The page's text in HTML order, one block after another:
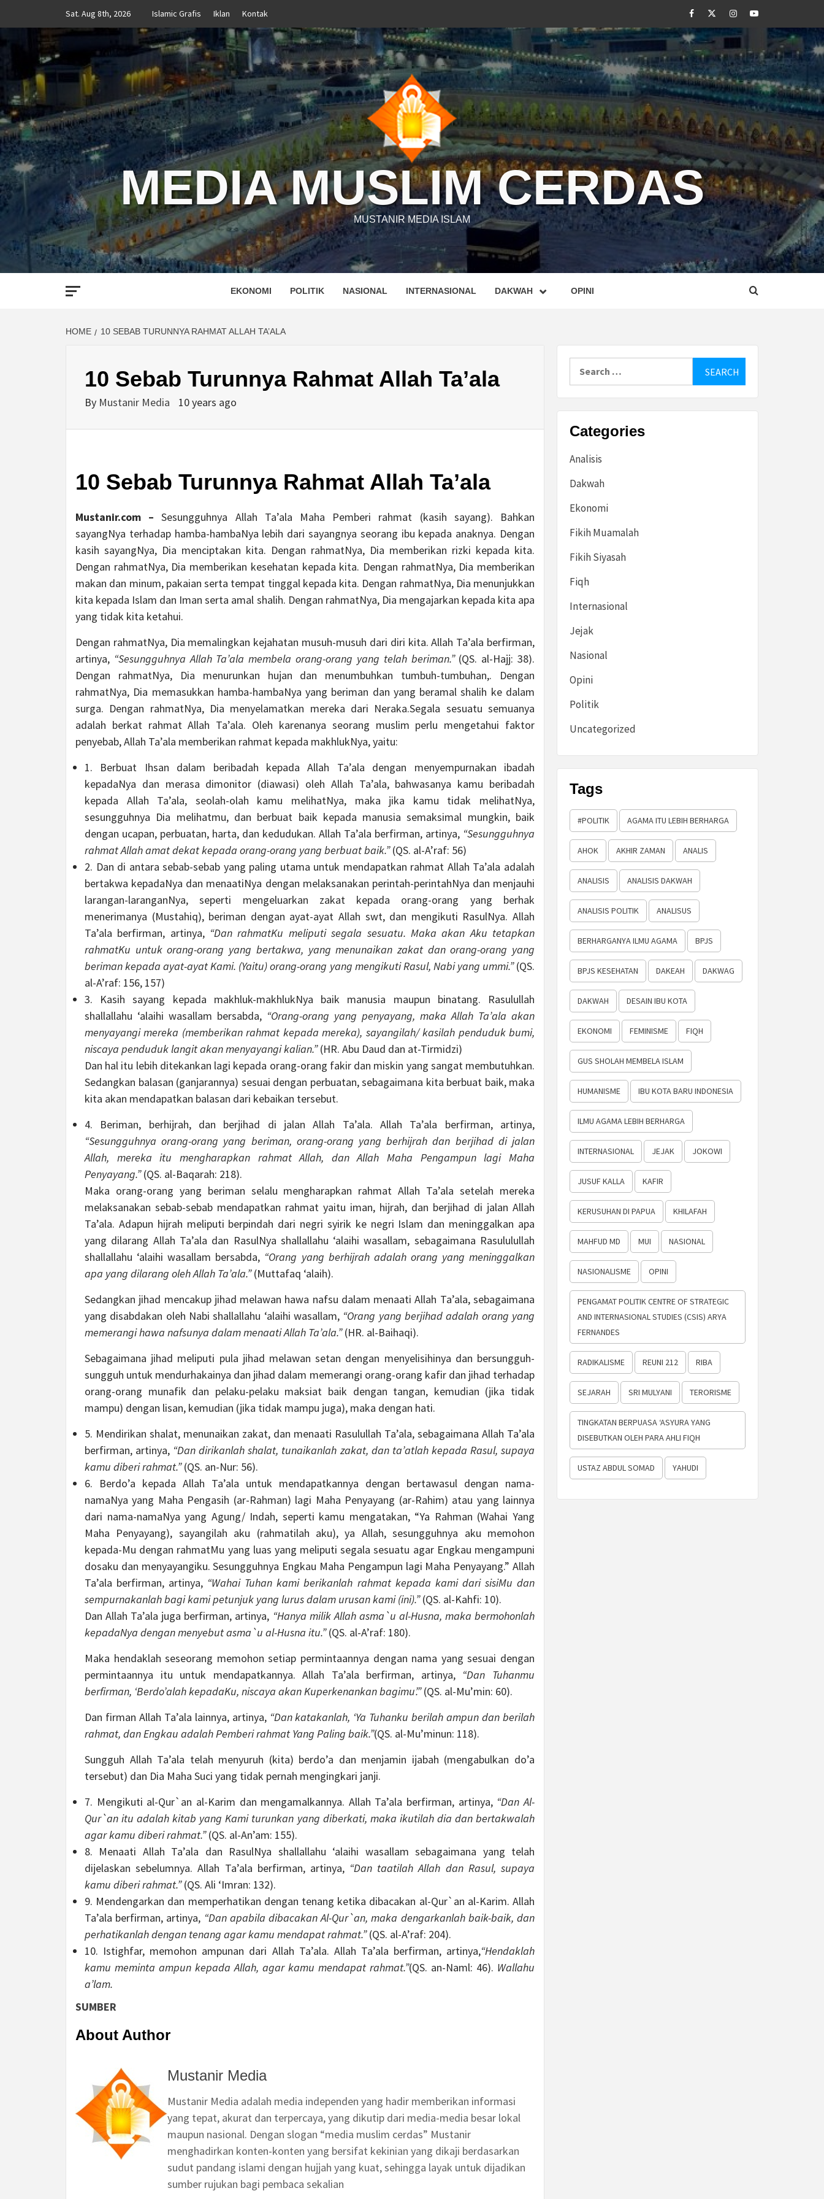
Sat. Aug 8th, 2026 Islamic Grafis Iklan Kontak FacebookTwitterInstagram
Youtube
MEDIA MUSLIM CERDAS
MUSTANIR MEDIA ISLAM
EKONOMI POLITIK NASIONAL INTERNASIONAL DAKWAH OPINI
HOME 10 SEBAB TURUNNYA RAHMAT ALLAH TA’ALA
10 Sebab Turunnya Rahmat Allah Ta’ala
By Mustanir Media 10 years ago
10 Sebab Turunnya Rahmat Allah Ta’ala
Mustanir.com –Sesungguhnya Allah Ta’ala Maha Pemberi rahmat (kasih sayang). Bahkan
sayangNya terhadap hamba-hambaNya lebih dari sayangnya seorang ibu kepada anaknya. Dengan
kasih sayangNya, Dia menciptakan kita. Dengan rahmatNya, Dia memberikan rizki kepada kita.
Dengan rahmatNya, Dia memberikan kesehatan kepada kita. Dengan rahmatNya, Dia memberikan
makan dan minum, pakaian serta tempat tinggal kepada kita. Dengan rahmatNya, Dia menunjukkan
kita kepada Islam dan Iman serta amal shalih. Dengan rahmatNya, Dia mengajarkan kepada kita apa
yang tidak kita ketahui.
Dengan rahmatNya, Dia memalingkan kejahatan musuh-musuh dari diri kita. Allah Ta’ala berfirman,
artinya, “Sesungguhnya Allah Ta’ala membela orang-orang yang telah beriman.”(QS. al-Hajj: 38).
Dengan rahmatNya, Dia menurunkan hujan dan menumbuhkan tumbuh-tumbuhan,. Dengan
rahmatNya, Dia memasukkan hamba-hambaNya yang beriman dan yang beramal shalih ke dalam
surga. Dengan rahmatNya, Dia menyelamatkan mereka dari Neraka.Segala sesuatu semuanya
adalah berkat rahmat Allah Ta’ala. Oleh karenanya seorang muslim perlu mengetahui faktor
penyebab, Allah Ta’ala memberikan rahmat kepada makhlukNya, yaitu:
1. Berbuat Ihsan dalam beribadah kepada Allah Ta’ala dengan menyempurnakan ibadah
kepadaNya dan merasa dimonitor (diawasi) oleh Allah Ta’ala, bahwasanya kamu beribadah
kepada Allah Ta’ala, seolah-olah kamu melihatNya, maka jika kamu tidak melihatNya,
sesungguhnya Dia melihatmu, dan berbuat baik kepada manusia semaksimal mungkin, baik
dengan ucapan, perbuatan, harta, dan kedudukan. Allah Ta’ala berfirman, artinya, “Sesungguhnya
rahmat Allah amat dekat kepada orang-orang yang berbuat baik.”(QS. al-A’raf: 56)
2. Dan di antara sebab-sebab yang paling utama untuk mendapatkan rahmat Allah Ta’ala adalah
bertakwa kepadaNya dan menaatiNya dengan melaksanakan perintah-perintahNya dan menjauhi
larangan-laranganNya, seperti mengeluarkan zakat kepada orang-orang yang berhak
menerimanya (Mustahiq), beriman dengan ayat-ayat Allah swt, dan mengikuti RasulNya. Allah
Ta’ala berfirman, artinya, “Dan rahmatKu meliputi segala sesuatu. Maka akan Aku tetapkan
rahmatKu untuk orang-orang yang bertakwa, yang menunaikan zakat dan orang-orang yang
beriman kepada ayat-ayat Kami. (Yaitu) orang-orang yang mengikuti Rasul, Nabi yang ummi.”(QS.
al-A’raf: 156, 157)
3. Kasih sayang kepada makhluk-makhlukNya baik manusia maupun binatang. Rasulullah
shallallahu ‘alaihi wasallam bersabda, “Orang-orang yang penyayang, maka Allah Ta’ala akan
menyayangi mereka (memberikan rahmat kepada mereka), sayangilah/ kasilah penduduk bumi,
niscaya penduduk langit akan menyayangi kalian.”(HR. Abu Daud dan at-Tirmidzi)
Dan hal itu lebih ditekankan lagi kepada orang-orang fakir dan miskin yang sangat membutuhkan.
Sedangkan balasan (ganjarannya) sesuai dengan perbuatan, sebagaimana kita berbuat baik, maka
kita akan mendapatkan balasan dari kebaikan tersebut.
4. Beriman, berhijrah, dan berjihad di jalan Allah Ta’ala. Allah Ta’ala berfirman, artinya,
“Sesungguhnya orang-orang yang beriman, orang-orang yang berhijrah dan berjihad di jalan
Allah, mereka itu mengharapkan rahmat Allah, dan Allah Maha Pengampun lagi Maha
Penyayang.”(QS. al-Baqarah: 218).
Maka orang-orang yang beriman selalu mengharapkan rahmat Allah Ta’ala setelah mereka
melaksanakan sebab-sebab mendapatkan rahmat yaitu iman, hijrah, dan berjihad di jalan Allah
Ta’ala. Adapun hijrah meliputi berpindah dari negri syirik ke negri Islam dan meninggalkan apa
yang dilarang Allah Ta’ala dan RasulNya shallallahu ‘alaihi wasallam, sebagaimana Rasululullah
shallallahu ‘alaihi wasallam bersabda, “Orang yang berhijrah adalah orang yang meninggalkan
apa yang dilarang oleh Allah Ta’ala.”(Muttafaq ‘alaih).
Sedangkan jihad mencakup jihad melawan hawa nafsu dalam menaati Allah Ta’ala, sebagaimana
yang disabdakan oleh Nabi shallallahu ‘alaihi wasallam, “Orang yang berjihad adalah orang yang
memerangi hawa nafsunya dalam menaati Allah Ta’ala.”(HR. al-Baihaqi).
Sebagaimana jihad meliputi pula jihad melawan setan dengan menyelisihinya dan bersungguh-
sungguh untuk mendurhakainya dan jihad dalam memerangi orang-orang kafir dan jihad terhadap
orang-orang munafik dan pelaku-pelaku maksiat baik dengan tangan, kemudian (jika tidak
mampu) dengan lisan, kemudian (jika tidak mampu juga), maka dengan hati.
5. Mendirikan shalat, menunaikan zakat, dan menaati Rasulullah Ta’ala, sebagaimana Allah Ta’ala
berfirman, artinya, “Dan dirikanlah shalat, tunaikanlah zakat, dan ta’atlah kepada Rasul, supaya
kamu diberi rahmat.”(QS. an-Nur: 56).
6. Berdo’a kepada Allah Ta’ala untuk mendapatkannya dengan bertawasul dengan nama-
namaNya yang Maha Pengasih (ar-Rahman) lagi Maha Penyayang (ar-Rahim) atau yang lainnya
dari nama-namaNya yang Agung/ Indah, seperti kamu mengatakan, “Ya Rahman (Wahai Yang
Maha Penyayang), sayangilah aku (rahmatilah aku), ya Allah, sesungguhnya aku memohon
kepada-Mu dengan rahmatMu yang luas yang meliputi segala sesuatu agar Engkau mengampuni
dosaku dan menyayangiku. Sesungguhnya Engkau Maha Pengampun lagi Maha Penyayang.” Allah
Ta’ala berfirman, artinya, “Wahai Tuhan kami berikanlah rahmat kepada kami dari sisiMu dan
sempurnakanlah bagi kami petunjuk yang lurus dalam urusan kami (ini).”(QS. al-Kahfi: 10).
Dan Allah Ta’ala juga berfirman, artinya, “Hanya milik Allah asma`u al-Husna, maka bermohonlah
kepadaNya dengan menyebut asma`u al-Husna itu.”(QS. al-A’raf: 180).
Maka hendaklah seseorang memohon setiap permintaannya dengan nama yang sesuai dengan
permintaannya itu untuk mendapatkannya. Allah Ta’ala berfirman, artinya, “Dan Tuhanmu
berfirman, ‘Berdo’alah kepadaKu, niscaya akan Kuperkenankan bagimu’.”(QS. al-Mu’min: 60).
Dan firman Allah Ta’ala lainnya, artinya, “Dan katakanlah, ‘Ya Tuhanku berilah ampun dan berilah
rahmat, dan Engkau adalah Pemberi rahmat Yang Paling baik.”(QS. al-Mu’minun: 118).
Sungguh Allah Ta’ala telah menyuruh (kita) berdo’a dan menjamin ijabah (mengabulkan do’a
tersebut) dan Dia Maha Suci yang tidak pernah mengingkari janji.
7. Mengikuti al-Qur`an al-Karim dan mengamalkannya. Allah Ta’ala berfirman, artinya, “Dan Al-
Qur`an itu adalah kitab yang Kami turunkan yang diberkati, maka ikutilah dia dan bertakwalah
agar kamu diberi rahmat.”(QS. al-An’am: 155).
8. Menaati Allah Ta’ala dan RasulNya shallallahu ‘alaihi wasallam sebagaimana yang telah
dijelaskan sebelumnya. Allah Ta’ala berfirman, artinya, “Dan taatilah Allah dan Rasul, supaya
kamu diberi rahmat.”(QS. Ali ‘Imran: 132).
9. Mendengarkan dan memperhatikan dengan tenang ketika dibacakan al-Qur`an al-Karim. Allah
Ta’ala berfirman, artinya, “Dan apabila dibacakan Al-Qur`an, maka dengarkanlah baik-baik, dan
perhatikanlah dengan tenang agar kamu mendapat rahmat.”(QS. al-A’raf: 204).
10. Istighfar, memohon ampunan dari Allah Ta’ala. Allah Ta’ala berfirman, artinya,“Hendaklah
kamu meminta ampun kepada Allah, agar kamu mendapat rahmat.”(QS. an-Naml: 46). Wallahu
a’lam.
SUMBER
About Author
Mustanir Media
Mustanir Media adalah media independen yang hadir memberikan informasi
yang tepat, akurat dan terpercaya, yang dikutip dari media-media besar lokal
maupun nasional. Dengan slogan “media muslim cerdas” Mustanir
menghadirkan konten-konten yang bersifat kekinian yang dikaji berdasarkan
sudut pandang islami dengan hujjah yang kuat, sehingga layak untuk dijadikan
sumber rujukan bagi pembaca sekalian
Categories
Analisis
Dakwah
Ekonomi
Fikih Muamalah
Fikih Siyasah
Fiqh
Internasional
Jejak
Nasional
Opini
Politik
Uncategorized
Tags
#POLITIK AGAMA ITU LEBIH BERHARGA
AHOK AKHIR ZAMAN ANALIS
ANALISIS ANALISIS DAKWAH
ANALISIS POLITIK ANALISUS
BERHARGANYA ILMU AGAMA BPJS
BPJS KESEHATAN DAKEAH DAKWAG
DAKWAH DESAIN IBU KOTA
EKONOMI FEMINISME FIQH
GUS SHOLAH MEMBELA ISLAM
HUMANISME IBU KOTA BARU INDONESIA
ILMU AGAMA LEBIH BERHARGA
INTERNASIONAL JEJAK JOKOWI
JUSUF KALLA KAFIR
KERUSUHAN DI PAPUA KHILAFAH
MAHFUD MD MUI NASIONAL
NASIONALISME OPINI
PENGAMAT POLITIK CENTRE OF STRATEGIC
AND INTERNASIONAL STUDIES (CSIS) ARYA
FERNANDES
RADIKALISME REUNI 212 RIBA
SEJARAH SRI MULYANI TERORISME
TINGKATAN BERPUASA ‘ASYURA YANG
DISEBUTKAN OLEH PARA AHLI FIQH
USTAZ ABDUL SOMAD YAHUDI